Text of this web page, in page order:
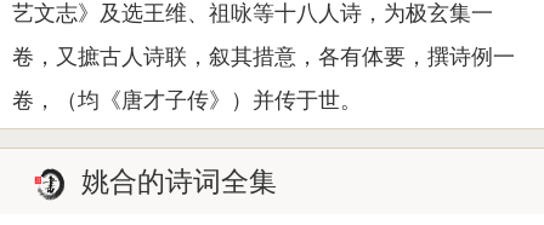
艺文志》及选王维、祖咏等十八人诗，为极玄集一
卷，又摭古人诗联，叙其措意，各有体要，撰诗例一
卷，（均《唐才子传》）并传于世。
姚合的诗词全集